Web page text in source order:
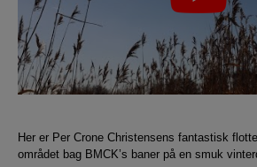
Her er Per Crone Christensens fantastisk
området bag BMCK’s baner på en smuk